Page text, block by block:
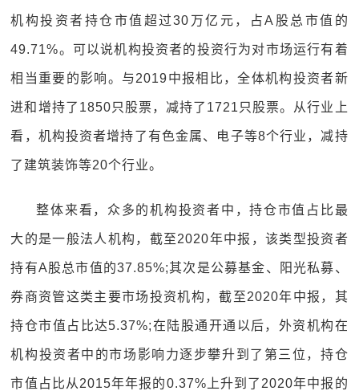
机构投资者持仓市值超过30万亿元，占A股总市值的
49.71%。可以说机构投资者的投资行为对市场运行有着
相当重要的影响。与2019中报相比，全体机构投资者新
进和增持了1850只股票，减持了1721只股票。从行业上
看，机构投资者增持了有色金属、电子等8个行业，减持
了建筑装饰等20个行业。
整体来看，众多的机构投资者中，持仓市值占比最
大的是一般法人机构，截至2020年中报，该类型投资者
持有A股总市值的37.85%;其次是公募基金、阳光私募、
券商资管这类主要市场投资机构，截至2020年中报，其
持仓市值占比达5.37%;在陆股通开通以后，外资机构在
机构投资者中的市场影响力逐步攀升到了第三位，持仓
市值占比从2015年年报的0.37%上升到了2020年中报的